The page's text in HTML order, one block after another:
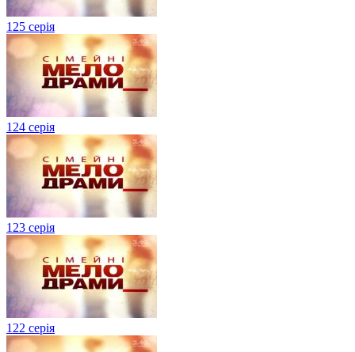
125 серія
124 серія
123 серія
122 серія